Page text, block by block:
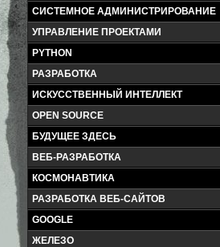
СИСТЕМНОЕ АДМИНИСТРИРОВАНИЕ
УПРАВЛЕНИЕ ПРОЕКТАМИ
PYTHON
РАЗРАБОТКА
ИСКУССТВЕННЫЙ ИНТЕЛЛЕКТ
OPEN SOURCE
БУДУЩЕЕ ЗДЕСЬ
ВЕБ-РАЗРАБОТКА
КОСМОНАВТИКА
РАЗРАБОТКА ВЕБ-САЙТОВ
GOOGLE
ЖЕЛЕЗО